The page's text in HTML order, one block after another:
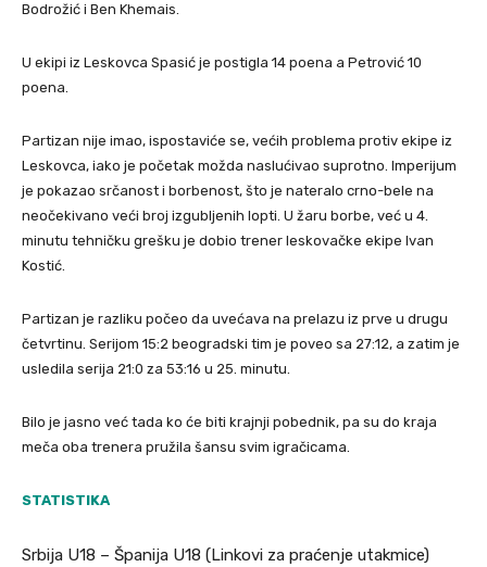
Bodrožić i Ben Khemais.
U ekipi iz Leskovca Spasić je postigla 14 poena a Petrović 10
poena.
Partizan nije imao, ispostaviće se, većih problema protiv ekipe iz
Leskovca, iako je početak možda naslućivao suprotno. Imperijum
je pokazao srčanost i borbenost, što je nateralo crno-bele na
neočekivano veći broj izgubljenih lopti. U žaru borbe, već u 4.
minutu tehničku grešku je dobio trener leskovačke ekipe Ivan
Kostić.
Partizan je razliku počeo da uvećava na prelazu iz prve u drugu
četvrtinu. Serijom 15:2 beogradski tim je poveo sa 27:12, a zatim je
usledila serija 21:0 za 53:16 u 25. minutu.
Bilo je jasno već tada ko će biti krajnji pobednik, pa su do kraja
meča oba trenera pružila šansu svim igračicama.
STATISTIKA
Srbija U18 – Španija U18 (Linkovi za praćenje utakmice)